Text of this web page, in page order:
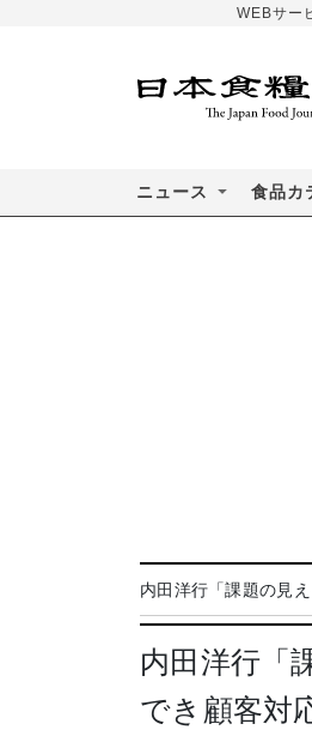
WEBサー
ニュース 食品カ
内田洋行「課題の見
内田洋行「
でき顧客対